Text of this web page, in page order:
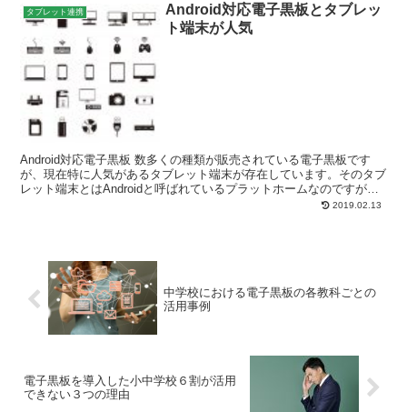
タブレット連携
Android対応電子黒板とタブレッ
ト端末が人気
Android対応電子黒板 数多くの種類が販売されている電子黒板です
が、現在特に人気があるタブレット端末が存在しています。そのタブ
レット端末とはAndroidと呼ばれているプラットホームなのですが、
2019.02.13
中学校における電子黒板の各教科ごとの
活用事例
電子黒板を導入した小中学校６割が活用
できない３つの理由